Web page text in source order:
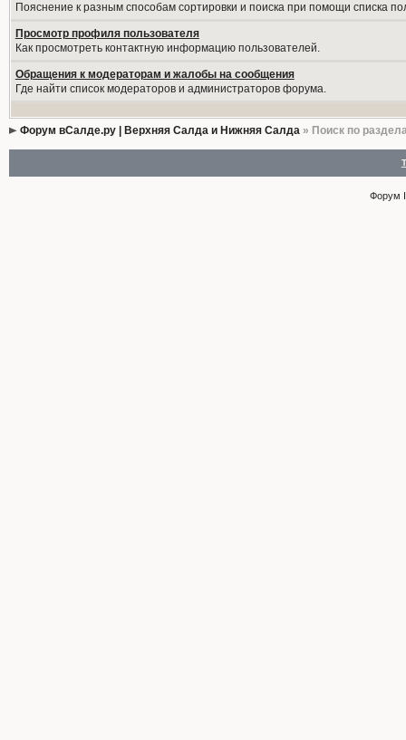
Пояснение к разным способам сортировки и поиска при помощи списка
Просмотр профиля пользователя
Как просмотреть контактную информацию пользователей.
Обращения к модераторам и жалобы на сообщения
Где найти список модераторов и администраторов форума.
Форум вСалде.ру | Верхняя Салда и Нижняя Салда» Поиск по
Форум